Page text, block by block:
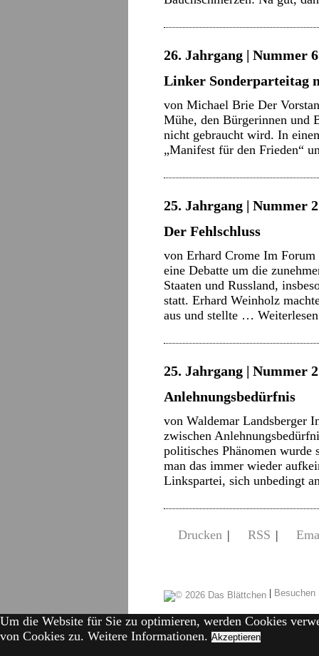
26. Jahrgang | Nummer
Linker Sonderparteitag
von Michael Brie Der
Mühe, den Bürgerinnen und
nicht gebraucht wird. In
„Manifest für den Frieden“
25. Jahrgang | Nummer
Der Fehlschluss
von Erhard Crome Im Forum
eine Debatte um die
Staaten und Russland,
statt. Erhard Weinholz
aus und stellte …
25. Jahrgang | Nummer
Anlehnungsbedürfnis
von Waldemar Landsberger
zwischen
politisches Phänomen
man das immer wieder
Linkspartei, sich unbedingt
Drucken | RSS |
|
Um die Website für Sie zu optimieren, werden Cookies
von Cookies zu. Weitere Informationen. Akzeptieren